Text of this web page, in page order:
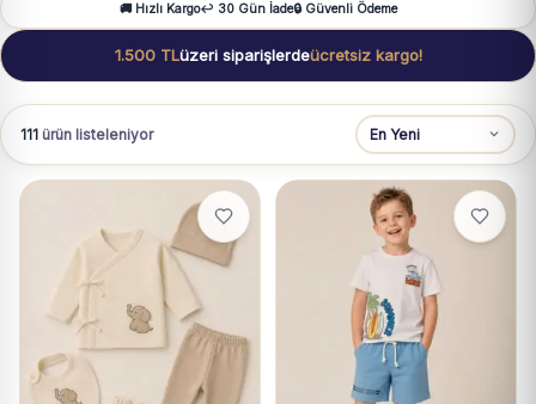
🚚 Hızlı Kargo↩️ 30 Gün İade🔒 Güvenli Ödeme
1.500 TLüzeri siparişlerdeücretsiz kargo!
111 ürün listeleniyor